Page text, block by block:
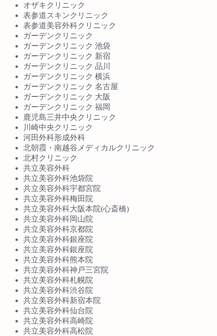
オザキクリニック
表参道スキンクリニック
表参道美容外科クリニック
ガーデンクリニック
ガーデンクリニック 池袋
ガーデンクリニック 新宿
ガーデンクリニック 品川
ガーデンクリニック 横浜
ガーデンクリニック 名古屋
ガーデンクリニック 大阪
ガーデンクリニック 福岡
鹿児島三井中央クリニック
川崎中央クリニック
河田外科形成外科
北朝霞・南越谷メディカルクリニック
北村クリニック
共立美容外科
共立美容外科池袋院
共立美容外科宇都宮院
共立美容外科梅田院
共立美容外科大阪本院(心斎橋)
共立美容外科岡山院
共立美容外科京都院
共立美容外科銀座院
共立美容外科銀座院
共立美容外科熊本院
共立美容外科神戸三宮院
共立美容外科札幌院
共立美容外科渋谷院
共立美容外科新宿本院
共立美容外科仙台院
共立美容外科高崎院
共立美容外科高松院